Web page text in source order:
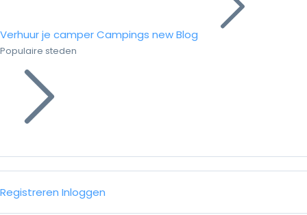
Verhuur je camperCampings newBlog
Populaire steden
Registreren Inloggen